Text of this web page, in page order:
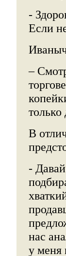
-
Если
–
В
-
нас
у меня